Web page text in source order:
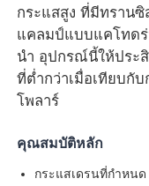
หน้าแรก
กระแสสูง ที่มีทรานซิ
แคลมป์แบบแคโทดร่
นำ อุปกรณ์นี้ให้ประ
ที่ต่ำกว่าเมื่อเทียบกั
โพลาร์
คุณสมบัติหลัก
กระแสเดรนที่กำหน